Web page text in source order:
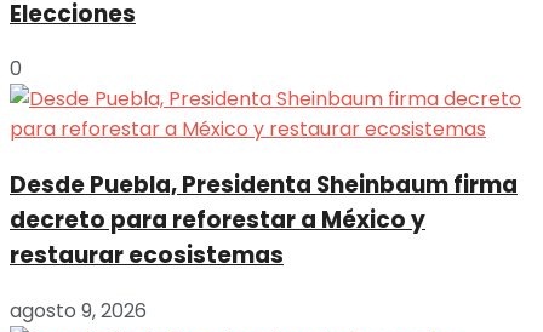
Elecciones
0
Desde Puebla, Presidenta Sheinbaum firma
decreto para reforestar a México y
restaurar ecosistemas
agosto 9, 2026